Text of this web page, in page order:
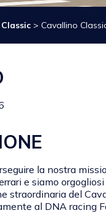
> Cavallino
la nostra
e siamo
straordinaria del
al DNA racing